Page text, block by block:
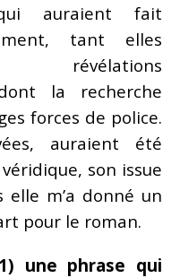
auraient fait
tant elles
révélations
la recherche
forces de police.
auraient été
son issue
m’a donné un
pour le roman.
une phrase qui